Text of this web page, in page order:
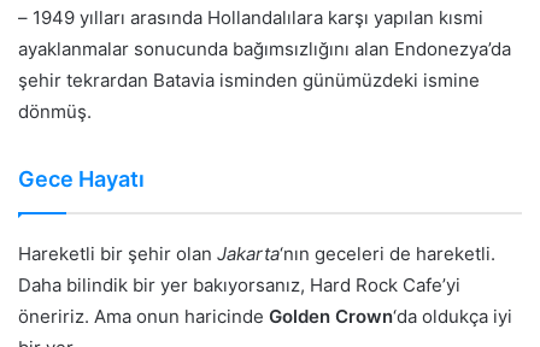
– 1949 yılları arasında Hollandalılara karşı yapılan kısmi
ayaklanmalar sonucunda bağımsızlığını alan Endonezya’da
şehir tekrardan Batavia isminden günümüzdeki ismine
dönmüş.
Gece Hayatı
Hareketli bir şehir olan Jakarta‘nın geceleri de hareketli.
Daha bilindik bir yer bakıyorsanız, Hard Rock Cafe’yi
öneririz. Ama onun haricinde Golden Crown‘da oldukça iyi